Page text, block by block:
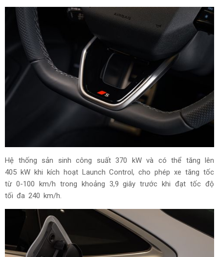
Hiệu năng đặc trưng của dòng S
Audi S6 Sportback e-tron kế thừa trọn vẹn tinh thần hiệu
suất của dòng S với hệ truyền động điện hai mô-tơ kết hợp
hệ dẫn động bốn bánh toàn thời gian quattro.